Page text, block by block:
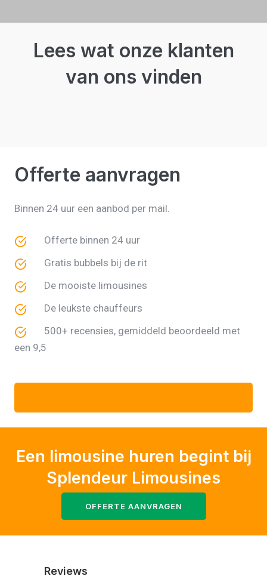
Lees wat onze klanten
van ons vinden
Offerte aanvragen
Binnen 24 uur een aanbod per mail.
Offerte binnen 24 uur
Gratis bubbels bij de rit
De mooiste limousines
De leukste chauffeurs
500+ recensies, gemiddeld beoordeeld met
een 9,5
Een limousine huren begint bij
Splendeur Limousines
OFFERTE AANVRAGEN
Reviews